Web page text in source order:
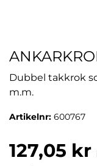
Dubbel takkrok
m.m.
Artikelnr: 600767
127,05 kr